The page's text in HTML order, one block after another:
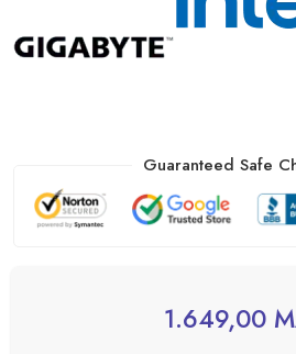
Guaranteed Safe
1.649,00